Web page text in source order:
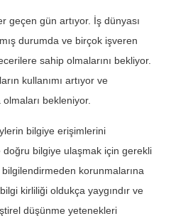
geçen gün artıyor. İş dünyası
durumda ve birçok işveren
sahip olmalarını bekliyor.
kullanımı artıyor ve
bekleniyor.
bilgiye erişimlerini
doğru bilgiye ulaşmak için gerekli
korunmalarına
kirliliği oldukça yaygındır ve
düşünme yetenekleri